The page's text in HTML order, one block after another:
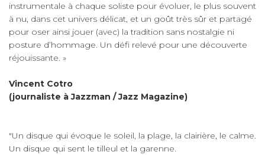
instrumentale à chaque soliste pour évoluer, le plus souvent
à nu, dans cet univers délicat, et un goût très sûr et partagé
pour oser ainsi jouer (avec) la tradition sans nostalgie ni
posture d’hommage. Un défi relevé pour une découverte
réjouissante. »
Vincent Cotro
(journaliste à Jazzman / Jazz Magazine)
"Un disque qui évoque le soleil, la plage, la clairière, le calme.
Un disque qui sent le tilleul et la garenne.